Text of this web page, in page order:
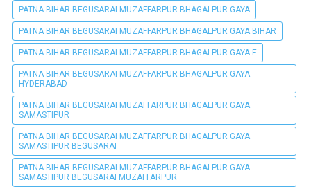
PATNA BIHAR BEGUSARAI MUZAFFARPUR BHAGALPUR GAYA
PATNA BIHAR BEGUSARAI MUZAFFARPUR BHAGALPUR GAYA BIHAR
PATNA BIHAR BEGUSARAI MUZAFFARPUR BHAGALPUR GAYA E
PATNA BIHAR BEGUSARAI MUZAFFARPUR BHAGALPUR GAYA
HYDERABAD
PATNA BIHAR BEGUSARAI MUZAFFARPUR BHAGALPUR GAYA
SAMASTIPUR
PATNA BIHAR BEGUSARAI MUZAFFARPUR BHAGALPUR GAYA
SAMASTIPUR BEGUSARAI
PATNA BIHAR BEGUSARAI MUZAFFARPUR BHAGALPUR GAYA
SAMASTIPUR BEGUSARAI MUZAFFARPUR